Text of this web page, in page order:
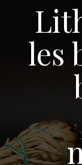
les